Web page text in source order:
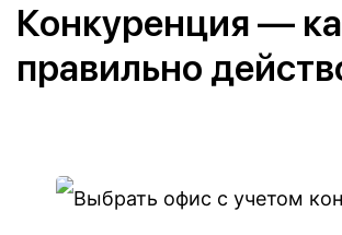
Конкуренция —
правильно